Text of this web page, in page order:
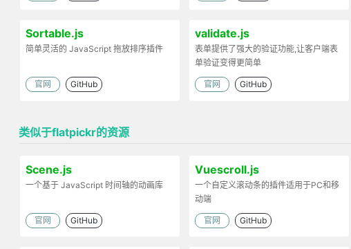
Sortable.js
简单灵活的 JavaScript 拖放排序插件
官网 GitHub
validate.js
表单提供了强大的验证功能,让客户端表
单验证变得更简单
官网 GitHub
类似于flatpickr的资源
Scene.js
一个基于 JavaScript 时间轴的动画库
官网 GitHub
Vuescroll.js
一个自定义滚动条的插件适用于PC和移
动端
官网 GitHub